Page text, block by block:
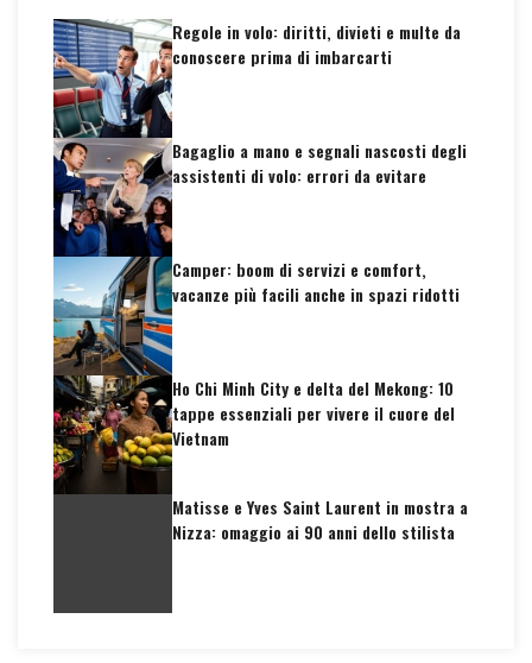
Regole in volo: diritti, divieti e multe da
conoscere prima di imbarcarti
Bagaglio a mano e segnali nascosti degli
assistenti di volo: errori da evitare
Camper: boom di servizi e comfort,
vacanze più facili anche in spazi ridotti
Ho Chi Minh City e delta del Mekong: 10
tappe essenziali per vivere il cuore del
Vietnam
Matisse e Yves Saint Laurent in mostra a
Nizza: omaggio ai 90 anni dello stilista